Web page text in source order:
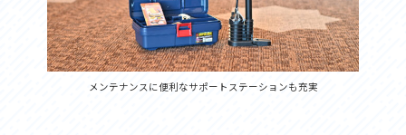
メンテナンスに便利なサポートステーションも充実